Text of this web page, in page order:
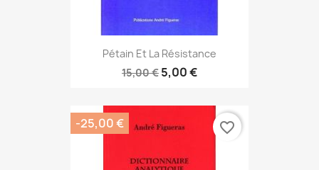
Pétain Et La Résistance
15,00 € 5,00 €
-25,00 € favorite_border